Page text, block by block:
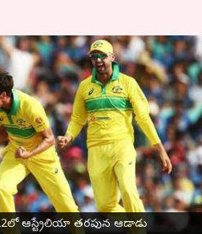
ఆస్ట్రేలియా తరపున ఆడాడు
ముందు
షాక్
06, 2023 03:30 pm
తోఆస్ట్రేలియామూడు
వన్డే సిరీస్‌కు ముందు
వన్డే జట్టుకు